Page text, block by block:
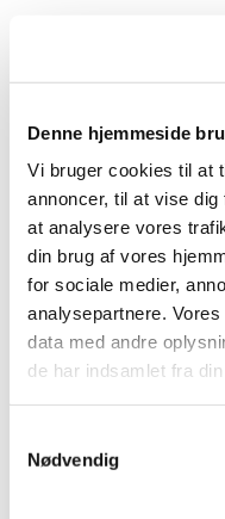
Denne hjemmeside
Vi bruger cookies til at
annoncer, til at vise
at analysere vores
din brug af vores
for sociale medier,
analysepartnere.
data med andre
de har indsamlet fra
Nødvendig
Tirsdag 18. maj
Anna-Marie
Vi går en time i et
Vi mødes ved det
efter gåturen hygger vi
Du vil